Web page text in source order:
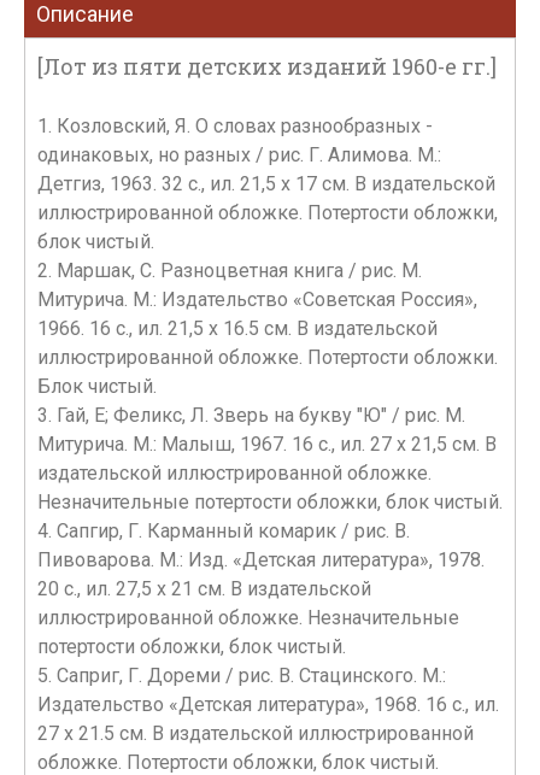
Описание
[Лот из пяти детских изданий 1960-е гг.]
1. Козловский, Я. О словах разнообразных -
одинаковых, но разных / рис. Г. Алимова. М.:
Детгиз, 1963. 32 с., ил. 21,5 х 17 см. В издательской
иллюстрированной обложке. Потертости обложки,
блок чистый.
2. Маршак, С. Разноцветная книга / рис. М.
Митурича. М.: Издательство «Советская Россия»,
1966. 16 с., ил. 21,5 х 16.5 см. В издательской
иллюстрированной обложке. Потертости обложки.
Блок чистый.
3. Гай, Е; Феликс, Л. Зверь на букву "Ю" / рис. М.
Митурича. М.: Малыш, 1967. 16 с., ил. 27 х 21,5 см. В
издательской иллюстрированной обложке.
Незначительные потертости обложки, блок чистый.
4. Сапгир, Г. Карманный комарик / рис. В.
Пивоварова. М.: Изд. «Детская литература», 1978.
20 с., ил. 27,5 х 21 см. В издательской
иллюстрированной обложке. Незначительные
потертости обложки, блок чистый.
5. Саприг, Г. Дореми / рис. В. Стацинского. М.:
Издательство «Детская литература», 1968. 16 с., ил.
27 х 21.5 см. В издательской иллюстрированной
обложке. Потертости обложки, блок чистый.